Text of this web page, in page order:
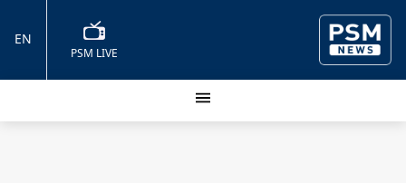
PSM LIVE
EN